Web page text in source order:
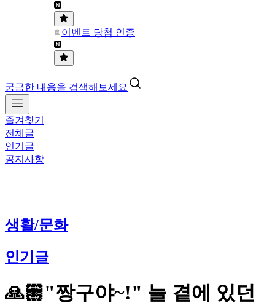
이벤트 당첨 인증
궁금한 내용을 검색해보세요
즐겨찾기
전체글
인기글
공지사항
생활/문화
인기글
🙏🏼"짱구야~!" 늘 곁에 있던